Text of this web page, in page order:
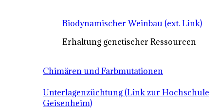
Biodynamischer Weinbau (ext. Link)
Erhaltung genetischer Ressourcen
Chimären und Farbmutationen
Unterlagenzüchtung (Link zur Hochschule
Geisenheim)